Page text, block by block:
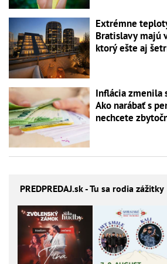
Extrémne
Bratislavy majú
ktorý ešte aj
Inflácia zmenila
Ako narábať s
nechcete
PREDPREDAJ.sk - Tu sa rodia zážitky